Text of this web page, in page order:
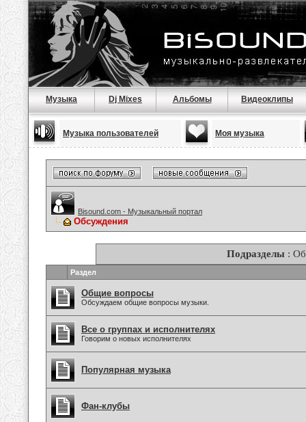
Музыка Dj Mixes Альбомы Видеоклипы
Музыка пользователей Моя музыка
Bisound.com - Музыкальный портал
Обсуждения
Подразделы :
Раздел
Общие вопросы
Обсуждаем общие вопросы музыки.
Все о группах и исполнителях
Говорим о новых исполнителях
Популярная музыка
Фан-клубы